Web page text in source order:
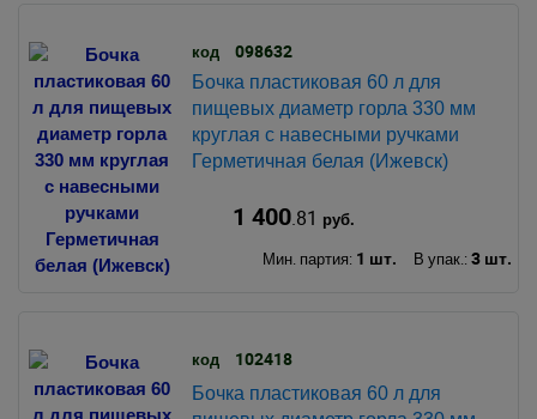
код 098632
Бочка пластиковая 60 л для
пищевых диаметр горла 330 мм
круглая с навесными ручками
Герметичная белая (Ижевск)
1 400.81 руб.
Мин. партия: 1 шт. В упак.: 3 шт.
код 102418
Бочка пластиковая 60 л для